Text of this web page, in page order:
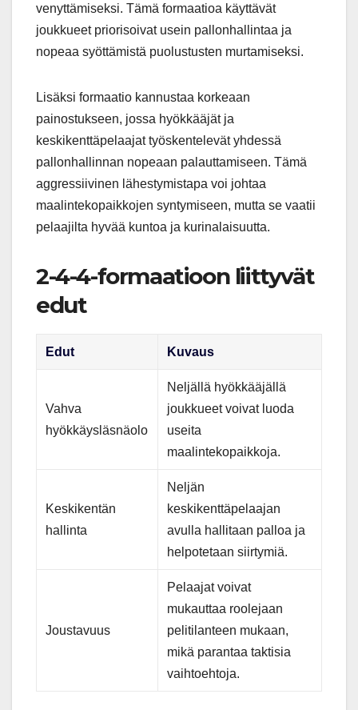
venyttämiseksi. Tämä formaatioa käyttävät
joukkueet priorisoivat usein pallonhallintaa ja
nopeaa syöttämistä puolustusten murtamiseksi.
Lisäksi formaatio kannustaa korkeaan
painostukseen, jossa hyökkääjät ja
keskikenttäpelaajat työskentelevät yhdessä
pallonhallinnan nopeaan palauttamiseen. Tämä
aggressiivinen lähestymistapa voi johtaa
maalintekopaikkojen syntymiseen, mutta se vaatii
pelaajilta hyvää kuntoa ja kurinalaisuutta.
2-4-4-formaatioon liittyvät
edut
Edut Kuvaus
Vahva
hyökkäysläsnäolo
Neljällä hyökkääjällä
joukkueet voivat luoda
useita
maalintekopaikkoja.
Keskikentän
hallinta
Neljän
keskikenttäpelaajan
avulla hallitaan palloa ja
helpotetaan siirtymiä.
Joustavuus
Pelaajat voivat
mukauttaa roolejaan
pelitilanteen mukaan,
mikä parantaa taktisia
vaihtoehtoja.